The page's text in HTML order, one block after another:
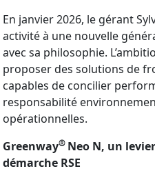
En janvier 2026, le gérant
activité à une nouvelle
avec sa philosophie.
proposer des solutions de
capables de concilier
responsabilité
opérationnelles.
Greenway® Neo N, un
démarche RSE